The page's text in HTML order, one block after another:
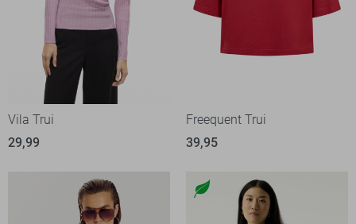
Vila Trui
29,99
Freequent Trui
39,95